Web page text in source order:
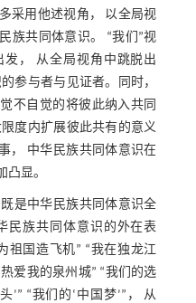
采用他述视角， 以全局视
族共同体意识。 “我们”视
， 从全局视角中跳脱出
参与者与见证者。同时，
不自觉的将彼此纳入共同
度内扩展彼此共有的意义
， 中华民族共同体意识在
显。
是中华民族共同体意识全
民族共同体意识的外在表
国造飞机” “我在独龙江
爱我的泉州城” “我们的选
’” “我们的‘中国梦’”， 从